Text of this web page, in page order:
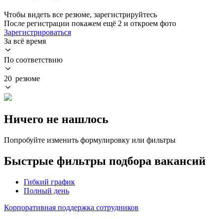
Чтобы видеть все резюме, зарегистрируйтесь
После регистрации покажем ещё 2 и откроем фото
Зарегистрироваться
За всё время
По соответствию
20 резюме
Ничего не нашлось
Попробуйте изменить формулировку или фильтры
Быстрые фильтры подбора вакансий
Гибкий график
Полный день
Корпоративная поддержка сотрудников